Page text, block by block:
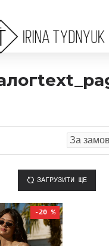
ЗАГРУЗИТИ ЩЕ
-20 %